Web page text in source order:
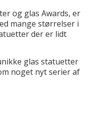
og glas Awards, er
mange størrelser i
der er lidt
glas statuetter
noget nyt serier af